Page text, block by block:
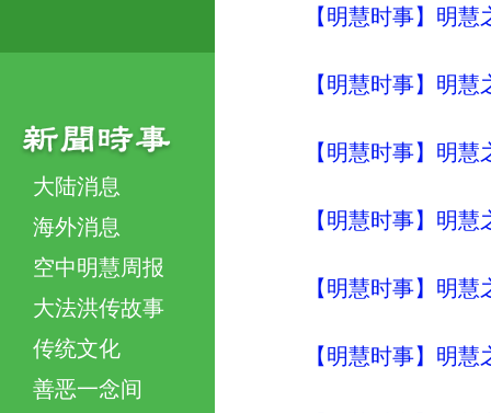
大陆消息
海外消息
空中明慧周报
大法洪传故事
传统文化
善恶一念间
【明慧时事】明
【明慧时事】明
【明慧时事】明
【明慧时事】明
【明慧时事】明
【明慧时事】明